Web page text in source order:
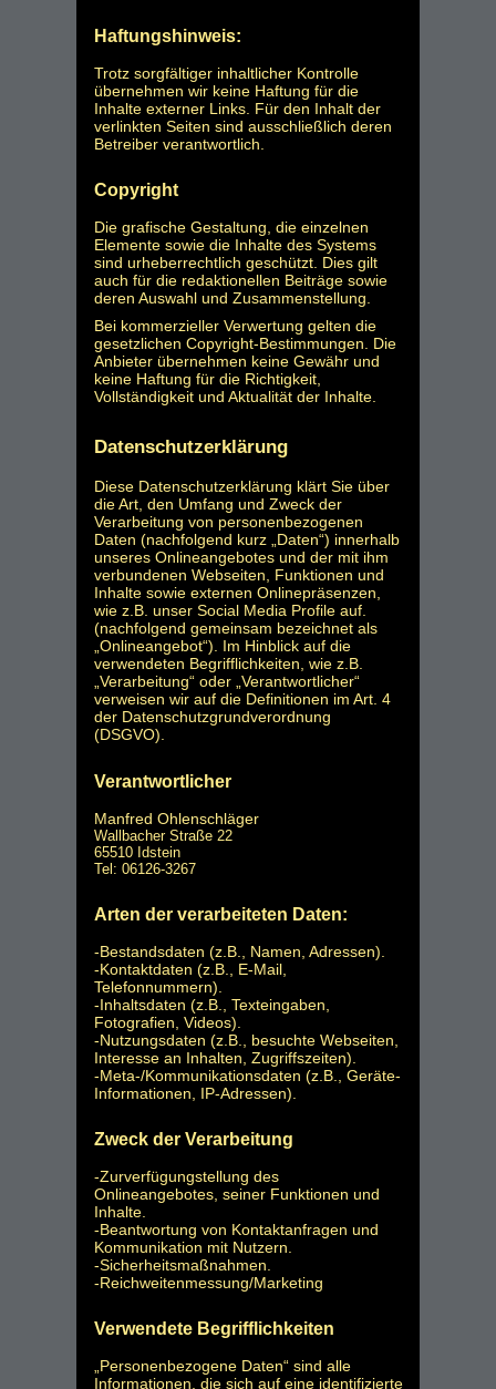
Haftungshinweis:
Trotz sorgfältiger inhaltlicher Kontrolle
übernehmen wir keine Haftung für die
Inhalte externer Links. Für den Inhalt der
verlinkten Seiten sind ausschließlich deren
Betreiber verantwortlich.
Copyright
Die grafische Gestaltung, die einzelnen
Elemente sowie die Inhalte des Systems
sind urheberrechtlich geschützt. Dies gilt
auch für die redaktionellen Beiträge sowie
deren Auswahl und Zusammenstellung.
Bei kommerzieller Verwertung gelten die
gesetzlichen Copyright-Bestimmungen. Die
Anbieter übernehmen keine Gewähr und
keine Haftung für die Richtigkeit,
Vollständigkeit und Aktualität der Inhalte.
Datenschutzerklärung
Diese Datenschutzerklärung klärt Sie über
die Art, den Umfang und Zweck der
Verarbeitung von personenbezogenen
Daten (nachfolgend kurz „Daten“) innerhalb
unseres Onlineangebotes und der mit ihm
verbundenen Webseiten, Funktionen und
Inhalte sowie externen Onlinepräsenzen,
wie z.B. unser Social Media Profile auf.
(nachfolgend gemeinsam bezeichnet als
„Onlineangebot“). Im Hinblick auf die
verwendeten Begrifflichkeiten, wie z.B.
„Verarbeitung“ oder „Verantwortlicher“
verweisen wir auf die Definitionen im Art. 4
der Datenschutzgrundverordnung
(DSGVO).
Verantwortlicher
Manfred Ohlenschläger
Wallbacher Straße 22
65510 Idstein
Tel: 06126-3267
Arten der verarbeiteten Daten:
-Bestandsdaten (z.B., Namen, Adressen).
-Kontaktdaten (z.B., E-Mail,
Telefonnummern).
-Inhaltsdaten (z.B., Texteingaben,
Fotografien, Videos).
-Nutzungsdaten (z.B., besuchte Webseiten,
Interesse an Inhalten, Zugriffszeiten).
-Meta-/Kommunikationsdaten (z.B., Geräte-
Informationen, IP-Adressen).
Zweck der Verarbeitung
-Zurverfügungstellung des
Onlineangebotes, seiner Funktionen und
Inhalte.
-Beantwortung von Kontaktanfragen und
Kommunikation mit Nutzern.
-Sicherheitsmaßnahmen.
-Reichweitenmessung/Marketing
Verwendete Begrifflichkeiten
„Personenbezogene Daten“ sind alle
Informationen, die sich auf eine identifizierte